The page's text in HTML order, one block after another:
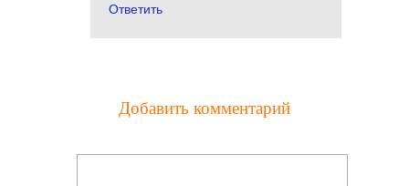
Ответить
Добавить комментарий